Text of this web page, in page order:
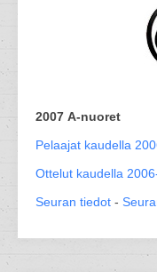
2007 A-nuoret
Pelaajat kaudella
Ottelut kaudella
Seuran tiedot -